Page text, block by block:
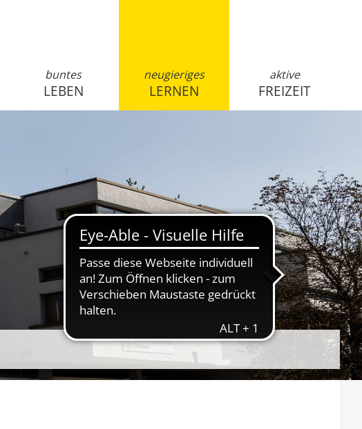
buntes
LEBEN
neugieriges
LERNEN
aktive
FREIZEIT